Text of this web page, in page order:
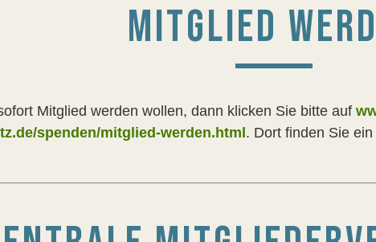
MITGLIED
Mitglied werden wollen, dann klicken Sie bitte auf
spenden/mitglied-werden.html . Dort finden Sie